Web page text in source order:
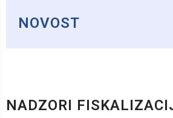
NOVOST
NADZORI